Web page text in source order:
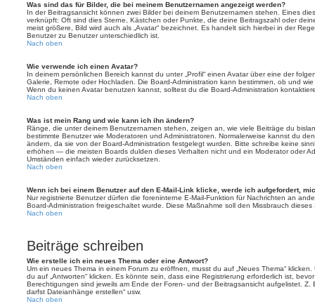
Was sind das für Bilder, die bei meinem Benutzernamen angezeigt werden?
In der Beitragsansicht können zwei Bilder bei deinem Benutzernamen stehen. Eines
verknüpft: Oft sind dies Sterne, Kästchen oder Punkte, die deine Beitragszahl oder
meist größere, Bild wird auch als „Avatar“ bezeichnet. Es handelt sich hierbei in der
Benutzer zu Benutzer unterschiedlich ist.
Nach oben
Wie verwende ich einen Avatar?
In deinem persönlichen Bereich kannst du unter „Profil“ einen Avatar über eine der
Galerie, Remote oder Hochladen. Die Board-Administration kann bestimmen, ob und
Wenn du keinen Avatar benutzen kannst, solltest du die Board-Administration
Nach oben
Was ist mein Rang und wie kann ich ihn ändern?
Ränge, die unter deinem Benutzernamen stehen, zeigen an, wie viele Beiträge du
bestimmte Benutzer wie Moderatoren und Administratoren. Normalerweise kannst du
ändern, da sie von der Board-Administration festgelegt wurden. Bitte schreibe keine
erhöhen — die meisten Boards dulden dieses Verhalten nicht und ein Moderator oder
Umständen einfach wieder zurücksetzen.
Nach oben
Wenn ich bei einem Benutzer auf den E-Mail-Link klicke, werde ich aufgefordert,
Nur registrierte Benutzer dürfen die foreninterne E-Mail-Funktion für Nachrichten an
Board-Administration freigeschaltet wurde. Diese Maßnahme soll den Missbrauch
Nach oben
Beiträge schreiben
Wie erstelle ich ein neues Thema oder eine Antwort?
Um ein neues Thema in einem Forum zu eröffnen, musst du auf „Neues Thema“
du auf „Antworten“ klicken. Es könnte sein, dass eine Registrierung erforderlich ist,
Berechtigungen sind jeweils am Ende der Foren- und der Beitragsansicht aufgelistet. Z.
darfst Dateianhänge erstellen“ usw.
Nach oben